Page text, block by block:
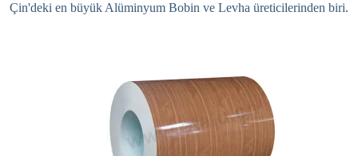
Çin'deki en büyük Alüminyum Bobin ve Levha üreticilerinden biri.